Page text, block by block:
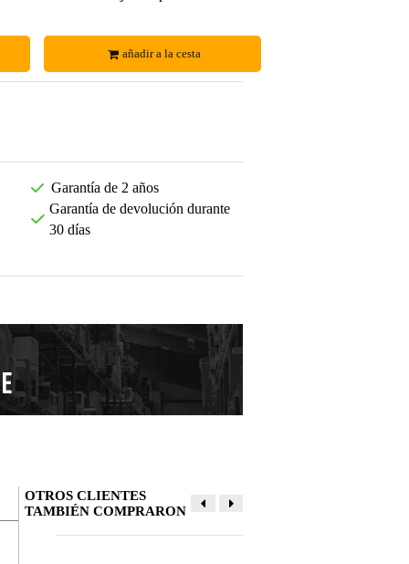
añadir a la cesta
Garantía de 2 años
Garantía de devolución durante
30 días
OTROS CLIENTES
TAMBIÉN COMPRARON